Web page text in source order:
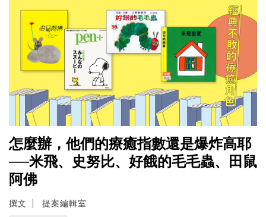
怎麼辦，他們的療癒指數還是爆炸高耶
──米飛、史努比、好餓的毛毛蟲、田鼠
阿佛
撰文 提案編輯室